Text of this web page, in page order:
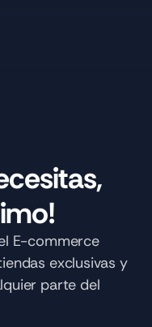
E-commerce
exclusivas y
parte del